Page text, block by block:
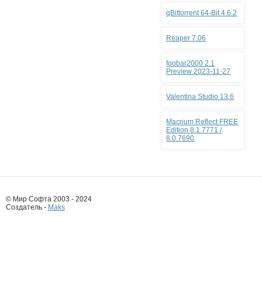
qBittorrent 64-Bit 4.6.2
Reaper 7.06
foobar2000 2.1
Preview 2023-11-27
Valentina Studio 13.6
Macrium Reflect FREE
Edition 8.1.7771 /
8.0.7690
© Мир Софта 2003 - 2024
Создатель - Maks